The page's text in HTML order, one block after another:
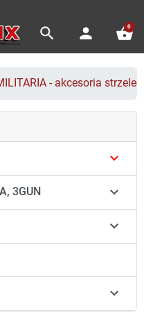
search person shopping_basket
0
- akcesoria

3GUN 

